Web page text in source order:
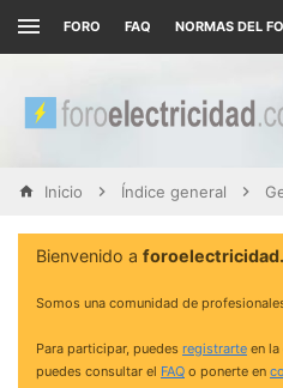
FORO FAQ NORMAS DEL
Inicio Índice general
Bienvenido a
Somos una comunidad de
Para participar, puedes registrarte en
puedes consultar el FAQ o ponerte en